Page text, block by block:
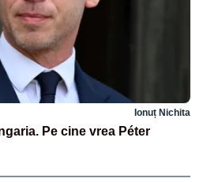
Ionuț Nichita
Pe cine vrea Péter